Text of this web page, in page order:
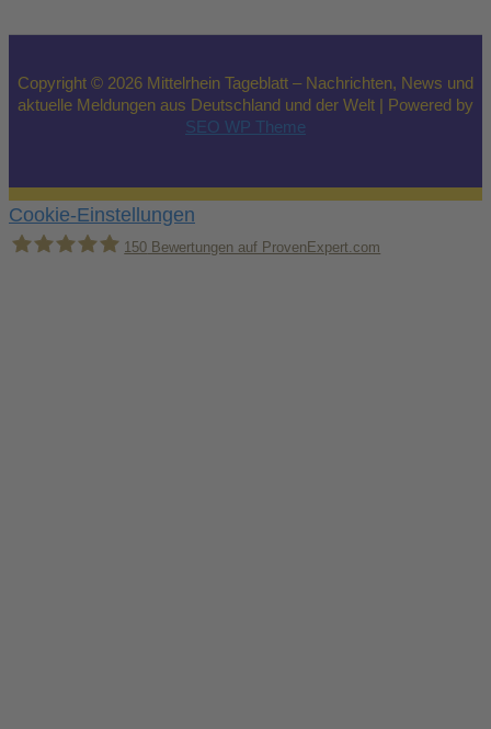
Copyright © 2026 Mittelrhein Tageblatt – Nachrichten, News und
aktuelle Meldungen aus Deutschland und der Welt | Powered by
SEO WP Theme
Cookie-Einstellungen
150 Bewertungen auf ProvenExpert.com